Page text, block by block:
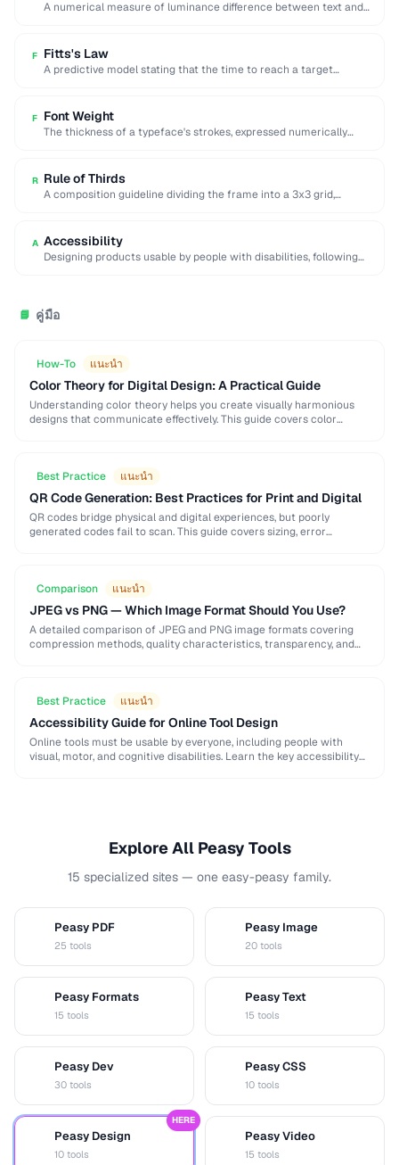
A numerical measure of luminance difference between text and
F Fitts's Law
A predictive model stating that the time to reach a target
F Font Weight
The thickness of a typeface's strokes, expressed numerically
R Rule of Thirds
A composition guideline dividing the frame into a 3x3 grid,
A Accessibility
Designing products usable by people with disabilities, following
📘 คู่มือ
How-To แนะนำ
Color Theory for Digital Design: A Practical Guide
Understanding color theory helps you create visually harmonious
designs that communicate effectively. This guide covers color
Best Practice
แนะนำ
QR Code Generation: Best Practices for Print and Digital
QR codes bridge physical and digital experiences, but poorly
generated codes fail to scan. This guide covers sizing, error
Comparison แนะนำ
JPEG vs PNG — Which Image Format Should You Use?
A detailed comparison of JPEG and PNG image formats covering
compression methods, quality characteristics, transparency, and
Best Practice แนะนำ
Accessibility Guide for Online Tool Design
Online tools must be usable by everyone, including people with
visual, motor, and cognitive disabilities. Learn the key accessibility
Explore All Peasy Tools
15 specialized sites — one easy-peasy family.
Peasy PDF
25 tools
Peasy Image
20 tools
Peasy Formats
15 tools
Peasy Text
15 tools
Peasy Dev
30 tools
Peasy CSS
10 tools
Peasy Design
10 tools
HERE
Peasy Video
15 tools